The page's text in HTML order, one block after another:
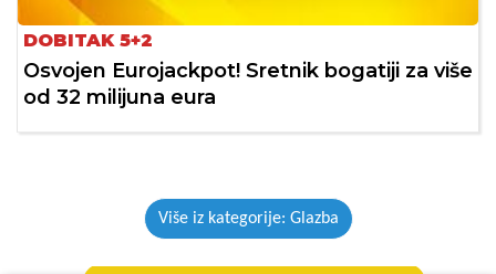
DOBITAK 5+2
Osvojen Eurojackpot! Sretnik bogatiji za više
od 32 milijuna eura
Više iz kategorije: Glazba